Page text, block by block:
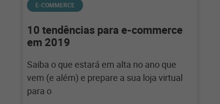
E-COMMERCE
10 tendências para e-commerce
em 2019
Saiba o que estará em alta no ano que
vem (e além) e prepare a sua loja virtual
para o